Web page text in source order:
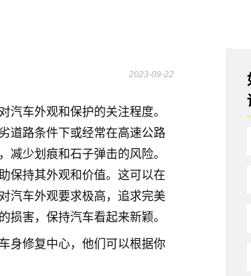
2023-09-22
汽车外观和保护的关注程度。
道路条件下或经常在高速公路
减少划痕和石子弹击的风险。
保持其外观和价值。这可以在
汽车外观要求极高，追求完美
损害，保持汽车看起来新颖。
身修复中心，他们可以根据你